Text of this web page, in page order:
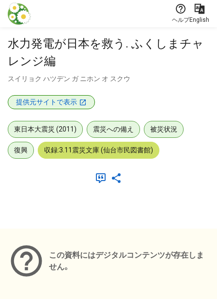
本文に飛ぶ
ヘルプEnglish
水力発電が日本を救う. ふくしまチャ
レンジ編
スイリョク ハツデン ガ ニホン オ スクウ
提供元サイトで表示
東日本大震災 (2011) 震災への備え 被災状況
復興 収録:3.11震災文庫 (仙台市民図書館)
この資料にはデジタルコンテンツが存在しま
せん。